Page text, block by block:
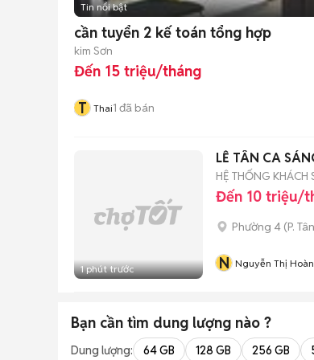
Tin nổi bật
cần tuyển 2 kế toán tổng hợp
kim Sơn
Đến 15 triệu/tháng
T Thai1 đã bán
1 phút trước
LỄ TÂN CA
HỆ THỐNG KHÁCH
Đến 10 triệu/
Phường 4 (P.
N Nguyễn Thị
Bạn cần tìm dung lượng nào ?
Dung lượng: 64 GB 128 GB 256 GB